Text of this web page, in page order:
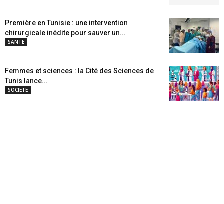
Première en Tunisie : une intervention
chirurgicale inédite pour sauver un...
SANTE
Femmes et sciences : la Cité des Sciences de
Tunis lance...
SOCIETE